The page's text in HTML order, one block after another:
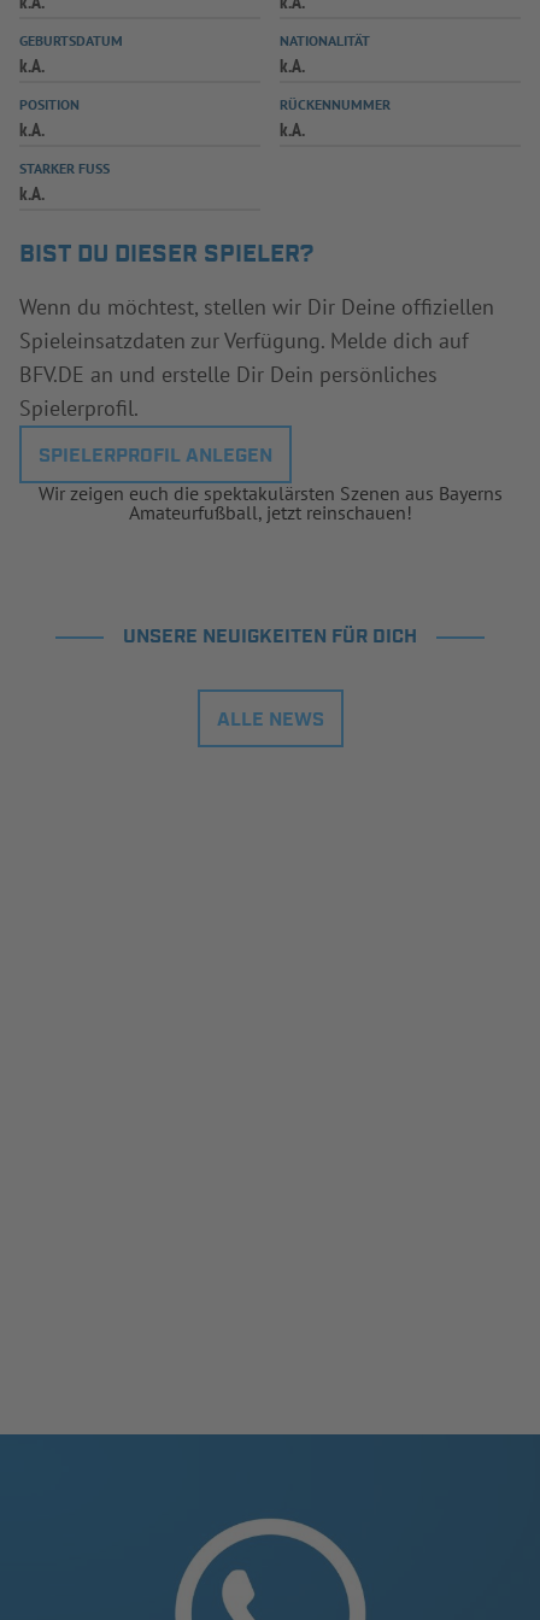
SPIELPLUS
GEBURTSDATUM
k.A.
NATIONALITÄT
k.A.
POSITION
k.A.
RÜCKENNUMMER
k.A.
STARKER FUSS
k.A.
BIST DU DIESER SPIELER?
Wenn du möchtest, stellen wir Dir Deine offiziellen
Spieleinsatzdaten zur Verfügung. Melde dich auf
BFV.DE an und erstelle Dir Dein persönliches
Spielerprofil.
SPIELERPROFIL ANLEGEN
Wir zeigen euch die spektakulärsten Szenen aus Bayerns
Amateurfußball, jetzt reinschauen!
UNSERE NEUIGKEITEN FÜR DICH
ALLE NEWS